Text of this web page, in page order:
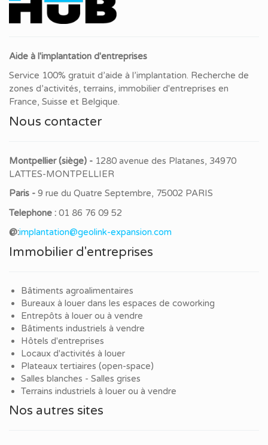
Aide à l'implantation d'entreprises
Service 100% gratuit d’aide à l’implantation. Recherche de
zones d’activités, terrains, immobilier d'entreprises en
France, Suisse et Belgique.
Nous contacter
Montpellier (siège) - 1280 avenue des Platanes, 34970
LATTES-MONTPELLIER
Paris - 9 rue du Quatre Septembre, 75002 PARIS
Telephone : 01 86 76 09 52
@:implantation@geolink-expansion.com
Immobilier d'entreprises
Bâtiments agroalimentaires
Bureaux à louer dans les espaces de coworking
Entrepôts à louer ou à vendre
Bâtiments industriels à vendre
Hôtels d'entreprises
Locaux d'activités à louer
Plateaux tertiaires (open-space)
Salles blanches - Salles grises
Terrains industriels à louer ou à vendre
Nos autres sites